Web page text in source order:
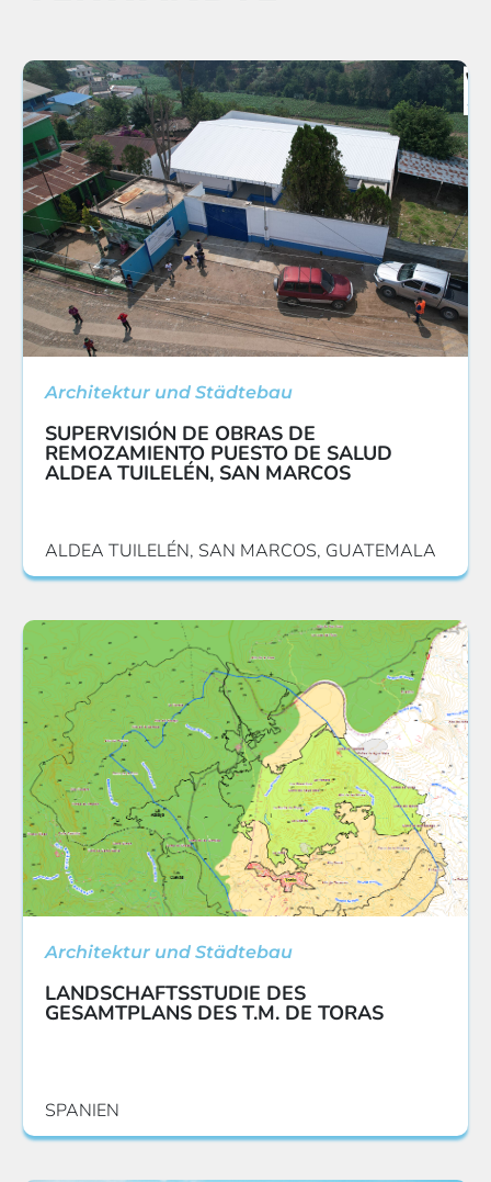
Architektur und Städtebau
SUPERVISIÓN DE OBRAS DE
REMOZAMIENTO PUESTO DE SALUD
ALDEA TUILELÉN, SAN MARCOS
ALDEA TUILELÉN, SAN MARCOS, GUATEMALA
Architektur und Städtebau
LANDSCHAFTSSTUDIE DES
GESAMTPLANS DES T.M. DE TORAS
SPANIEN